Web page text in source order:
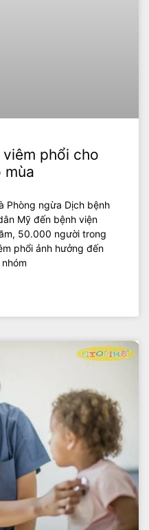
phổi cho
mùa
Phòng ngừa Dịch bệnh
Mỹ đến bệnh viện
50.000 người trong
phổi ảnh hưởng đến